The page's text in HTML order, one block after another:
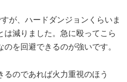
が、ハードダンジョンくらいま
は減りました。急に殴ってこら
を回避できるのが強いです。
るのであれば火力重視のほう